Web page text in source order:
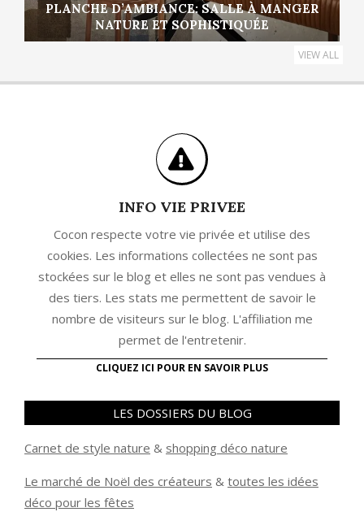
PLANCHE D’AMBIANCE: SALLE À MANGER
NATURE ET SOPHISTIQUÉE
VIEW ALL
INFO VIE PRIVEE
Cocon respecte votre vie privée et utilise des
cookies. Les informations collectées ne sont pas
stockées sur le blog et elles ne sont pas vendues à
des tiers. Les stats me permettent de savoir le
nombre de visiteurs sur le blog. L'affiliation me
permet de l'entretenir.
CLIQUEZ ICI POUR EN SAVOIR PLUS
LES DOSSIERS DU BLOG
Carnet de style nature & shopping déco nature
Le marché de Noël des créateurs & toutes les idées
déco pour les fêtes